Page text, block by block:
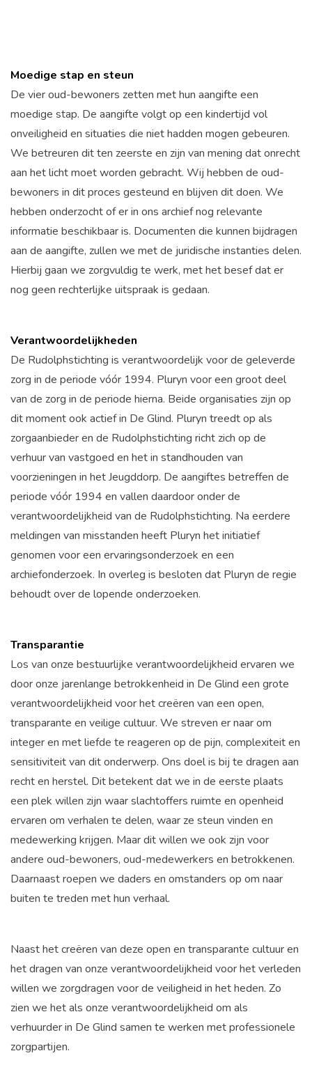
Moedige stap en steun
De vier oud-bewoners zetten met hun aangifte een
moedige stap. De aangifte volgt op een kindertijd vol
onveiligheid en situaties die niet hadden mogen gebeuren.
We betreuren dit ten zeerste en zijn van mening dat onrecht
aan het licht moet worden gebracht. Wij hebben de oud-
bewoners in dit proces gesteund en blijven dit doen. We
hebben onderzocht of er in ons archief nog relevante
informatie beschikbaar is. Documenten die kunnen bijdragen
aan de aangifte, zullen we met de juridische instanties delen.
Hierbij gaan we zorgvuldig te werk, met het besef dat er
nog geen rechterlijke uitspraak is gedaan.
Verantwoordelijkheden
De Rudolphstichting is verantwoordelijk voor de geleverde
zorg in de periode vóór 1994. Pluryn voor een groot deel
van de zorg in de periode hierna. Beide organisaties zijn op
dit moment ook actief in De Glind. Pluryn treedt op als
zorgaanbieder en de Rudolphstichting richt zich op de
verhuur van vastgoed en het in standhouden van
voorzieningen in het Jeugddorp. De aangiftes betreffen de
periode vóór 1994 en vallen daardoor onder de
verantwoordelijkheid van de Rudolphstichting. Na eerdere
meldingen van misstanden heeft Pluryn het initiatief
genomen voor een ervaringsonderzoek en een
archiefonderzoek. In overleg is besloten dat Pluryn de regie
behoudt over de lopende onderzoeken.
Transparantie
Los van onze bestuurlijke verantwoordelijkheid ervaren we
door onze jarenlange betrokkenheid in De Glind een grote
verantwoordelijkheid voor het creëren van een open,
transparante en veilige cultuur. We streven er naar om
integer en met liefde te reageren op de pijn, complexiteit en
sensitiviteit van dit onderwerp. Ons doel is bij te dragen aan
recht en herstel. Dit betekent dat we in de eerste plaats
een plek willen zijn waar slachtoffers ruimte en openheid
ervaren om verhalen te delen, waar ze steun vinden en
medewerking krijgen. Maar dit willen we ook zijn voor
andere oud-bewoners, oud-medewerkers en betrokkenen.
Daarnaast roepen we daders en omstanders op om naar
buiten te treden met hun verhaal.
Naast het creëren van deze open en transparante cultuur en
het dragen van onze verantwoordelijkheid voor het verleden
willen we zorgdragen voor de veiligheid in het heden. Zo
zien we het als onze verantwoordelijkheid om als
verhuurder in De Glind samen te werken met professionele
zorgpartijen.